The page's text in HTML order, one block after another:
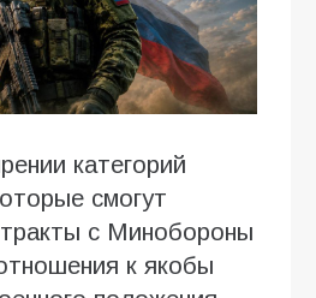
категорий
смогут
с Минобороны
к якобы